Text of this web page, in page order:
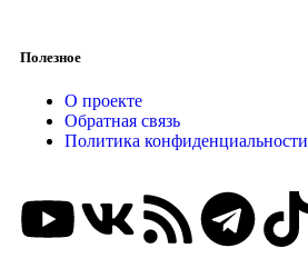
Полезное
О проекте
Обратная связь
Политика конфиденциальности